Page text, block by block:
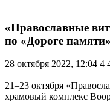
«Православные
по «Дороге памяти»
28 октября 2022, 12:04 4
21–23 октября
храмовый комплекс